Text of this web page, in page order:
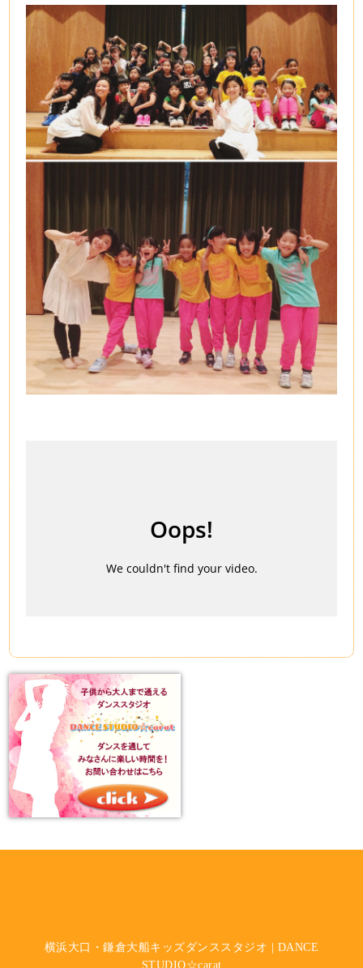
横浜大口・鎌倉大船キッズダンススタジオ | DANCE
STUDIO☆carat